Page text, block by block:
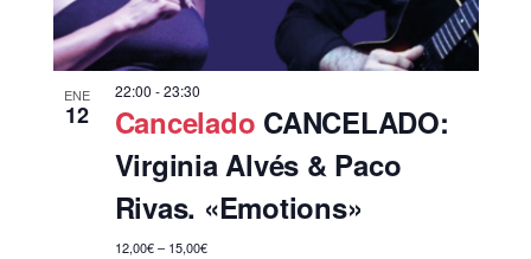
ENE
12
22:00 -23:30
Cancelado CANCELADO:
Virginia Alvés & Paco
Rivas. «Emotions»
12,00€ – 15,00€